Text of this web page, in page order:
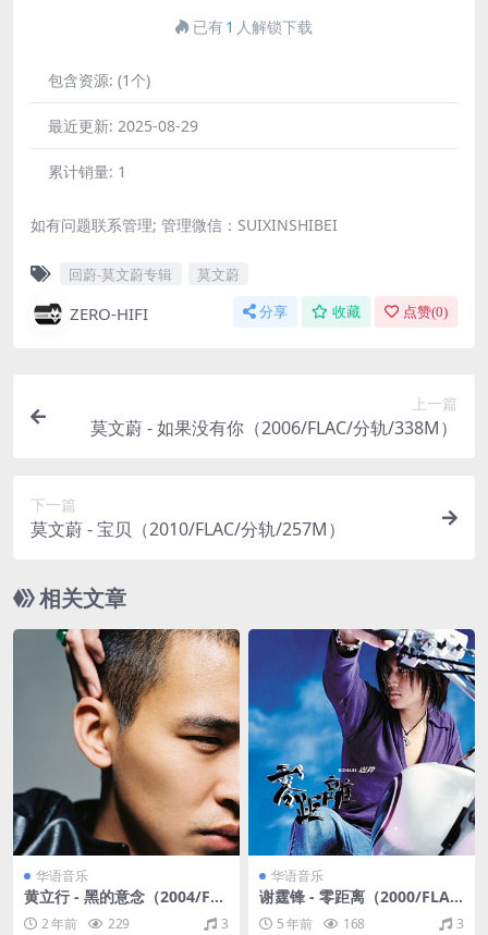
已有1 人解锁下载
包含资源: (1个)
最近更新: 2025-08-29
累计销量: 1
如有问题联系管理; 管理微信：SUIXINSHIBEI
回蔚-莫文蔚专辑 莫文蔚
ZERO-HIFI 分享 收藏 点赞(0)
上一篇
莫文蔚 - 如果没有你（2006/FLAC/分轨/338M）
下一篇
莫文蔚 - 宝贝（2010/FLAC/分轨/257M）
相关文章
华语音乐
黄立行 - 黑的意念（2004/FL
AC/分轨/276M）
2 年前 229 3
华语音乐
谢霆锋 - 零距离（2000/FLA
C/分轨/294M）
5 年前 168 3